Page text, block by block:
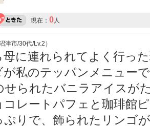
現在： 0人
津市/30代/Lv.2）
に連れられてよく行っ
が私のテッパンメニュー
せられたバニラアイスが
コレートパフェと珈琲館
ぷりで、飾られたリンゴ